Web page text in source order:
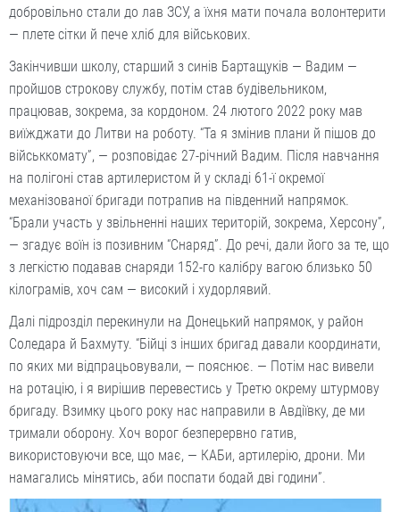
добровільно стали до лав ЗСУ, а їхня мати почала волонтерити
— плете сітки й пече хліб для військових.
Закінчивши школу, старший з синів Бартащуків — Вадим —
пройшов строкову службу, потім став будівельником,
працював, зокрема, за кордоном. 24 лютого 2022 року мав
виїжджати до Литви на роботу. “Та я змінив плани й пішов до
військкомату”, — розповідає 27-річний Вадим. Після навчання
на полігоні став артилеристом й у складі 61-ї окремої
механізованої бригади потрапив на південний напрямок.
“Брали участь у звільненні наших територій, зокрема, Херсону”,
— згадує воїн із позивним “Снаряд”. До речі, дали його за те, що
з легкістю подавав снаряди 152-го калібру вагою близько 50
кілограмів, хоч сам — високий і худорлявий.
Далі підрозділ перекинули на Донецький напрямок, у район
Соледара й Бахмуту. “Бійці з інших бригад давали координати,
по яких ми відпрацьовували, — пояснює. — Потім нас вивели
на ротацію, і я вирішив перевестись у Третю окрему штурмову
бригаду. Взимку цього року нас направили в Авдіївку, де ми
тримали оборону. Хоч ворог безперервно гатив,
використовуючи все, що має, — КАБи, артилерію, дрони. Ми
намагались мінятись, аби поспати бодай дві години”.